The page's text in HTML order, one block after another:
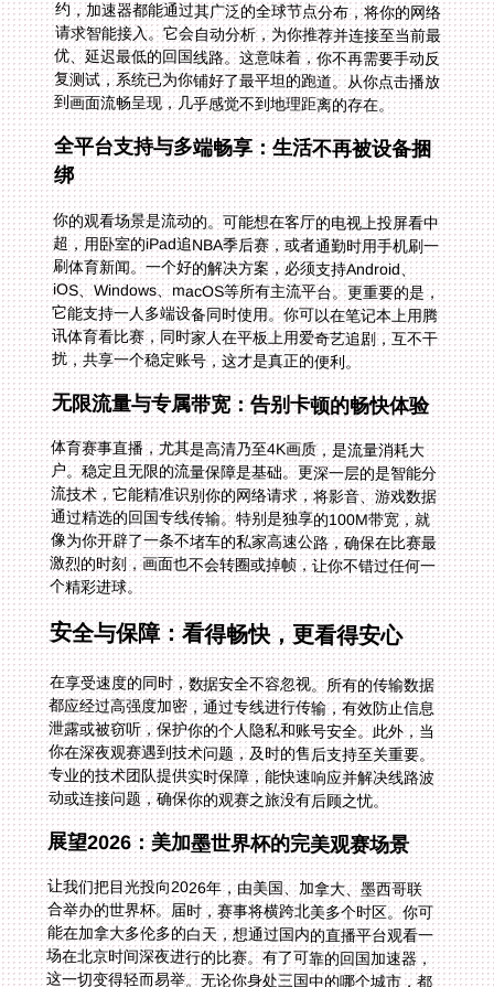
到画面流畅呈现，几乎感觉不到地理距离的存在。
全平台支持与多端畅享：生活不再被设备捆
绑
你的观看场景是流动的。可能想在客厅的电视上投屏看中
超，用卧室的iPad追NBA季后赛，或者通勤时用手机刷一
刷体育新闻。一个好的解决方案，必须支持Android、
iOS、Windows、macOS等所有主流平台。更重要的是，
它能支持一人多端设备同时使用。你可以在笔记本上用腾
讯体育看比赛，同时家人在平板上用爱奇艺追剧，互不干
扰，共享一个稳定账号，这才是真正的便利。
无限流量与专属带宽：告别卡顿的畅快体验
体育赛事直播，尤其是高清乃至4K画质，是流量消耗大
户。稳定且无限的流量保障是基础。更深一层的是智能分
流技术，它能精准识别你的网络请求，将影音、游戏数据
通过精选的回国专线传输。特别是独享的100M带宽，就
像为你开辟了一条不堵车的私家高速公路，确保在比赛最
激烈的时刻，画面也不会转圈或掉帧，让你不错过任何一
个精彩进球。
安全与保障：看得畅快，更看得安心
在享受速度的同时，数据安全不容忽视。所有的传输数据
都应经过高强度加密，通过专线进行传输，有效防止信息
泄露或被窃听，保护你的个人隐私和账号安全。此外，当
你在深夜观赛遇到技术问题，及时的售后支持至关重要。
专业的技术团队提供实时保障，能快速响应并解决线路波
动或连接问题，确保你的观赛之旅没有后顾之忧。
展望2026：美加墨世界杯的完美观赛场景
让我们把目光投向2026年，由美国、加拿大、墨西哥联
合举办的世界杯。届时，赛事将横跨北美多个时区。你可
能在加拿大多伦多的白天，想通过国内的直播平台观看一
场在北京时间深夜进行的比赛。有了可靠的回国加速器，
这一切变得轻而易举。无论你身处三国中的哪个城市，都
能一键接入最优线路，稳定连接回国内的咪咕、央视频或
抖音，听着熟悉的中文解说，和国内的朋友同步欢呼。跨